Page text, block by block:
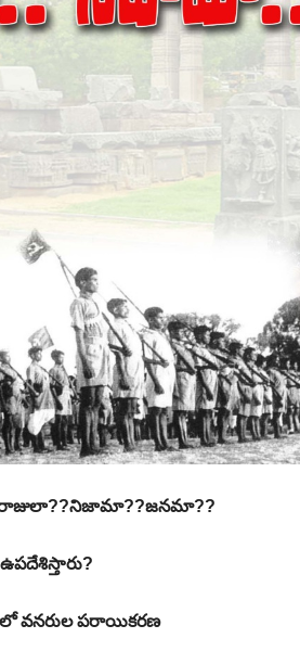
రాజులా??నిజామా??జనమా??
వనరుల పరాయికరణ